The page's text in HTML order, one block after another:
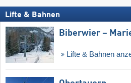
Lifte & Bahnen
Biberwier –
Lifte & Bahnen